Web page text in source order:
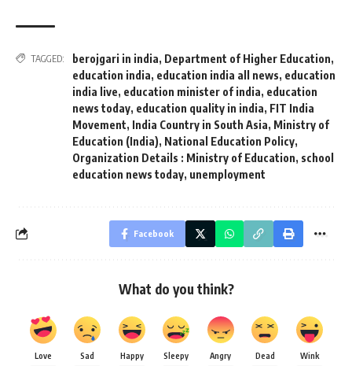
TAGGED: berojgari in india, ‎Department of Higher Education,
education india, education india all news, education
india live, education minister of india, education
news today, education quality in india, ‎FIT India
Movement, India Country in South Asia, Ministry of
Education (India), ‎National Education Policy,
Organization Details : Ministry of Education, school
education news today, unemployment
Facebook
What do you think?
Love Sad Happy Sleepy Angry Dead Wink